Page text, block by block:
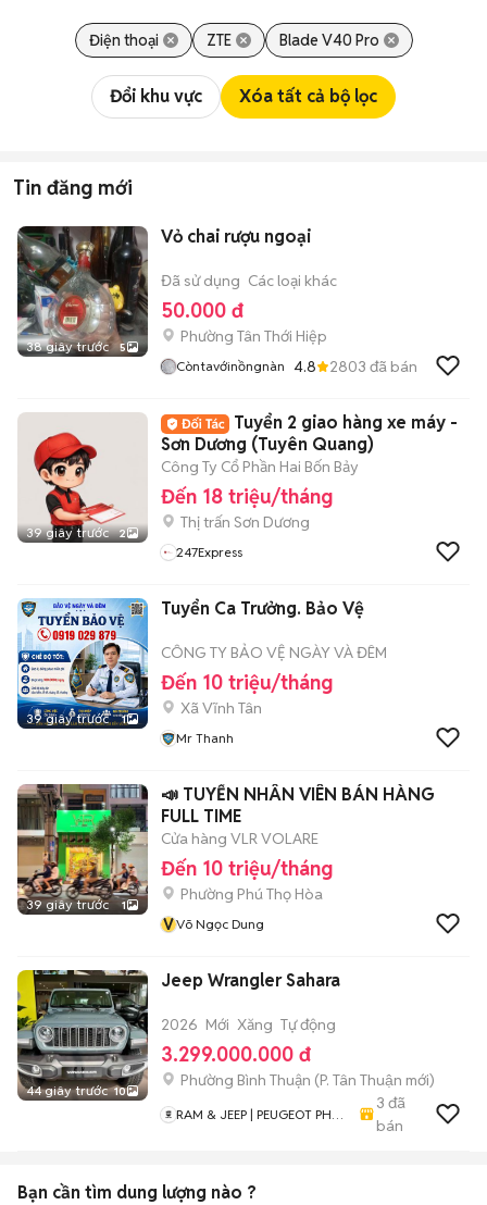
Điện thoại ZTE Blade V40 Pro
Đổi khu vực Xóa tất cả bộ lọc
Tin đăng mới
38 giây trước 5
Vỏ chai rượu ngoại
Đã sử dụng Các loại khác
50.000 đ
Phường Tân Thới Hiệp
Còntavớinồngnàn 4.8 2803 đã bán
39 giây trước 2
Tuyển 2 giao hàng xe máy -
Sơn Dương (Tuyên Quang)
Công Ty Cổ Phần Hai Bốn Bảy
Đến 18 triệu/tháng
Thị trấn Sơn Dương
247Express
39 giây trước 1
Tuyển Ca Trưởng. Bảo Vệ
CÔNG TY BẢO VỆ NGÀY VÀ ĐÊM
Đến 10 triệu/tháng
Xã Vĩnh Tân
Mr Thanh
39 giây trước 1
📣 TUYỂN NHÂN VIÊN BÁN HÀNG
FULL TIME
Cửa hàng VLR VOLARE
Đến 10 triệu/tháng
Phường Phú Thọ Hòa
VVõ Ngọc Dung
44 giây trước 10
Jeep Wrangler Sahara
2026 Mới Xăng Tự động
3.299.000.000 đ
Phường Bình Thuận (P. Tân Thuận mới)
RAM & JEEP | PEUGEOT PHÚ
3 đã
bán
Bạn cần tìm dung lượng nào ?